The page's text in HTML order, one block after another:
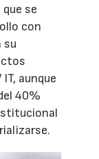
se
con
su
aunque
40%